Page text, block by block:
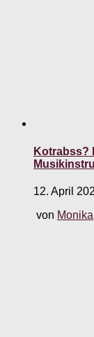
Kotrabss?
12. April
von Monika